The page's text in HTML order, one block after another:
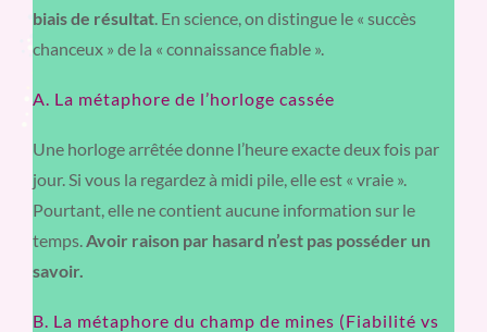
biais de résultat. En science, on distingue le « succès
chanceux » de la « connaissance fiable ».
A. La métaphore de l’horloge cassée
Une horloge arrêtée donne l’heure exacte deux fois par
jour. Si vous la regardez à midi pile, elle est « vraie ».
Pourtant, elle ne contient aucune information sur le
temps.Avoir raison par hasard n’est pas posséder un
savoir.
B. La métaphore du champ de mines (Fiabilité vs